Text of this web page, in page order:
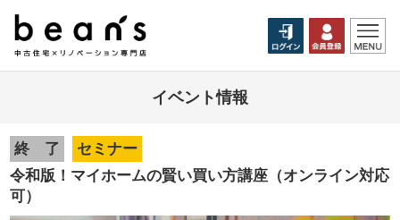
イベント情報
終 了
セミナー
令和版！マイホームの賢い買い方講座（オンライン対応
可）